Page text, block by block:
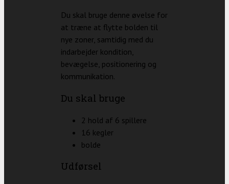
Du skal bruge denne øvelse for
at træne at flytte bolden til
nye zoner, samtidig med du
indarbejder kondition,
bevægelse, positionering og
kommunikation.
Du skal bruge
2 hold af 6 spillere
16 kegler
bolde
Udførsel